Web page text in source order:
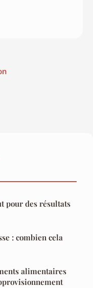
pour des résultats
: combien cela
alimentaires